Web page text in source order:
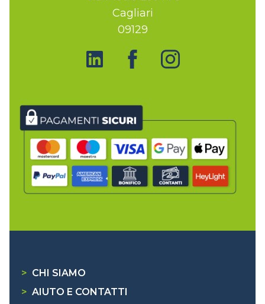
Cagliari
09129
> CHI SIAMO
> AIUTO E CONTATTI